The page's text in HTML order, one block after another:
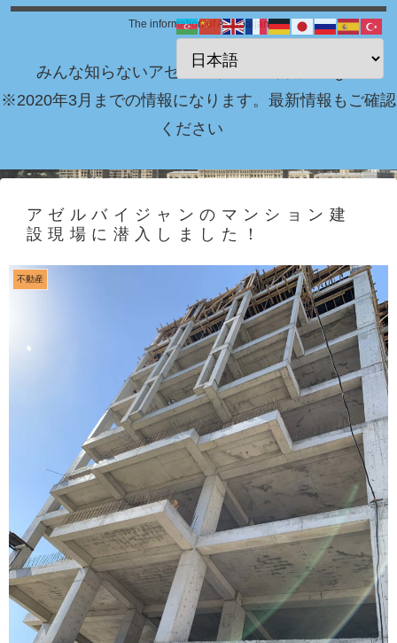
The information of Azerbaijan
みんな知らないアゼルバイジャン情報 Blog！
※2020年3月までの情報になります。最新情報もご確認
ください
アゼルバイジャンのマンション建
設現場に潜入しました！
不動産